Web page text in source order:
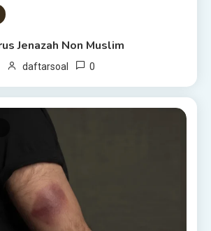
Jenazah Non Muslim
daftarsoal 0